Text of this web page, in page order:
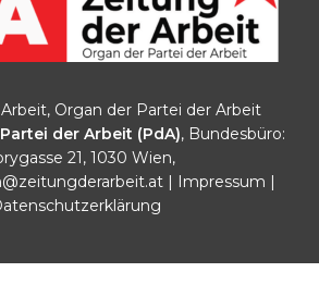
Organ der Partei der Arbeit
Partei der Arbeit (PdA), Bundesbüro:
21, 1030 Wien,
| Impressum |